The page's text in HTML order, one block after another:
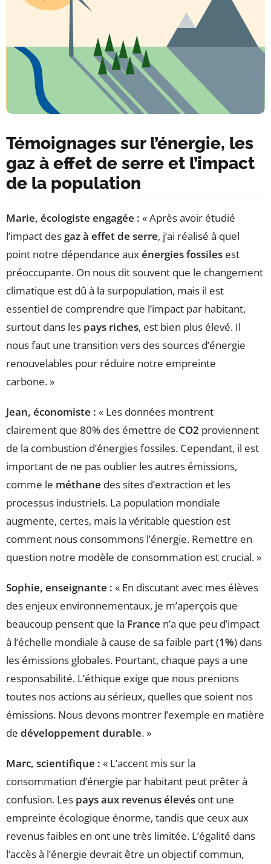
Témoignages sur l’énergie, les
gaz à effet de serre et l’impact
de la population
Marie, écologiste engagée : « Après avoir étudié
l’impact des gaz à effet de serre, j’ai réalisé à quel
point notre dépendance auxénergies fossiles est
préoccupante. On nous dit souvent que le changement
climatique est dû à la surpopulation, mais il est
essentiel de comprendre que l’impact par habitant,
surtout dans les pays riches, est bien plus élevé. Il
nous faut une transition vers des sources d’énergie
renouvelables pour réduire notre empreinte
carbone. »
Jean, économiste : « Les données montrent
clairement que 80% des émettre de CO2 proviennent
de la combustion d’énergies fossiles. Cependant, il est
important de ne pas oublier les autres émissions,
comme le méthane des sites d’extraction et les
processus industriels. La population mondiale
augmente, certes, mais la véritable question est
comment nous consommons l’énergie. Remettre en
question notre modèle de consommation est crucial. »
Sophie, enseignante : « En discutant avec mes élèves
des enjeux environnementaux, je m’aperçois que
beaucoup pensent que la France n’a que peu d’impact
à l’échelle mondiale à cause de sa faible part (1%) dans
les émissions globales. Pourtant, chaque pays a une
responsabilité. L’éthique exige que nous prenions
toutes nos actions au sérieux, quelles que soient nos
émissions. Nous devons montrer l’exemple en matière
de développement durable. »
Marc, scientifique : « L’accent mis sur la
consommation d’énergie par habitant peut prêter à
confusion. Les pays aux revenus élevés ont une
empreinte écologique énorme, tandis que ceux aux
revenus faibles en ont une très limitée. L’égalité dans
l’accès à l’énergie devrait être un objectif commun,